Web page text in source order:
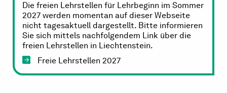
Die freien Lehrstellen für Lehrbeginn im Sommer
2027 werden momentan auf dieser Webseite
nicht tagesaktuell dargestellt. Bitte informieren
Sie sich mittels nachfolgendem Link über die
freien Lehrstellen in Liechtenstein.
Freie Lehrstellen 2027